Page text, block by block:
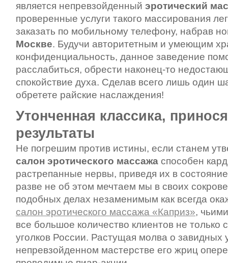
является непревзойденный эротический
проверенные услуги такого массирования
заказать по мобильному телефону, набрав
Москве. Будучи авторитетным и умеющим
конфиденциальность, данное заведение
расслабиться, обрести наконец-то
спокойствие духа. Сделав всего лишь один
обретете райские наслаждения!
Утонченная классика,
результаты
Не погрешим против истины, если станем
салон эротического массажа способен
растрепанные нервы, приведя их в
разве не об этом мечтаем мы в своих
подобных делах незаменимым как всегда
салон эротического массажа «Каприз»,
все большое количество клиентов не только
уголков России. Растущая молва о завидных
непревзойденном мастерстве его жриц